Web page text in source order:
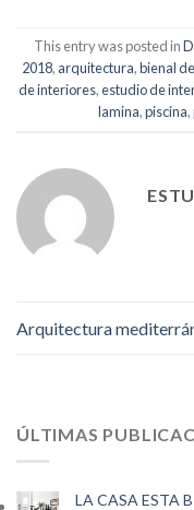
This entry was posted in
2018, arquitectura,bienal
de interiores,estudio de
lamina,piscina,
Arquitectura
ÚLTIMAS
LA CASA ESTA